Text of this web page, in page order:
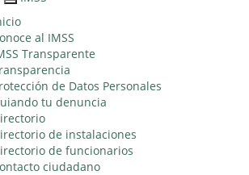
Interruptor
de
Navegación
al IMSS
Transparente
de Datos Personales
tu denuncia
de instalaciones
de funcionarios
ciudadano